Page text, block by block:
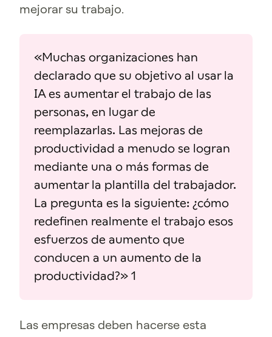
mejorar su trabajo.
«Muchas organizaciones han
declarado que su objetivo al usar la
IA es aumentar el trabajo de las
personas, en lugar de
reemplazarlas. Las mejoras de
productividad a menudo se logran
mediante una o más formas de
aumentar la plantilla del trabajador.
La pregunta es la siguiente: ¿cómo
redefinen realmente el trabajo esos
esfuerzos de aumento que
conducen a un aumento de la
productividad?» 1
Las empresas deben hacerse esta